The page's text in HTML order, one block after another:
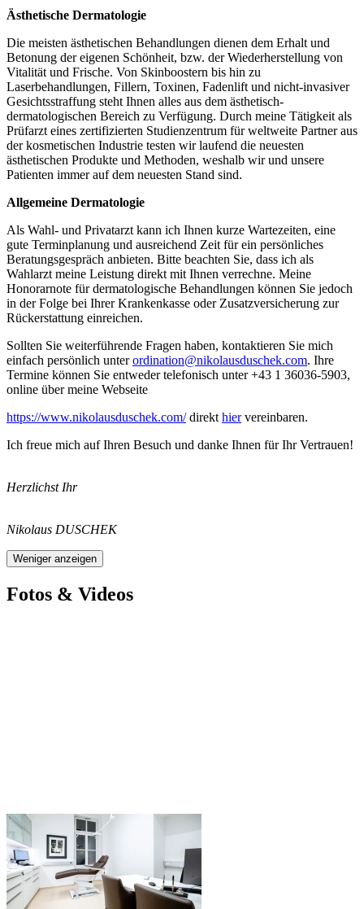
Ästhetische Dermatologie
Die meisten ästhetischen Behandlungen dienen dem Erhalt und
Betonung der eigenen Schönheit, bzw. der Wiederherstellung von
Vitalität und Frische. Von Skinboostern bis hin zu
Laserbehandlungen, Fillern, Toxinen, Fadenlift und nicht-invasiver
Gesichtsstraffung steht Ihnen alles aus dem ästhetisch-
dermatologischen Bereich zu Verfügung. Durch meine Tätigkeit als
Prüfarzt eines zertifizierten Studienzentrum für weltweite Partner aus
der kosmetischen Industrie testen wir laufend die neuesten
ästhetischen Produkte und Methoden, weshalb wir und unsere
Patienten immer auf dem neuesten Stand sind.
Allgemeine Dermatologie
Als Wahl- und Privatarzt kann ich Ihnen kurze Wartezeiten, eine
gute Terminplanung und ausreichend Zeit für ein persönliches
Beratungsgespräch anbieten. Bitte beachten Sie, dass ich als
Wahlarzt meine Leistung direkt mit Ihnen verrechne. Meine
Honorarnote für dermatologische Behandlungen können Sie jedoch
in der Folge bei Ihrer Krankenkasse oder Zusatzversicherung zur
Rückerstattung einreichen.
Sollten Sie weiterführende Fragen haben, kontaktieren Sie mich
einfach persönlich unterordination@nikolausduschek.com. Ihre
Termine können Sie entweder telefonisch unter +43 1 36036-5903,
online über meine Webseite
https://www.nikolausduschek.com/direkt hiervereinbaren.
Ich freue mich auf Ihren Besuch und danke Ihnen für Ihr Vertrauen!
Herzlichst Ihr
Nikolaus DUSCHEK
Weniger anzeigen
Fotos & Videos